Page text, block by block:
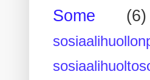
Some (6)